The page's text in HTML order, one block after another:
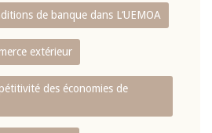
de banque dans L‘UEMOA
extérieur
des économies de